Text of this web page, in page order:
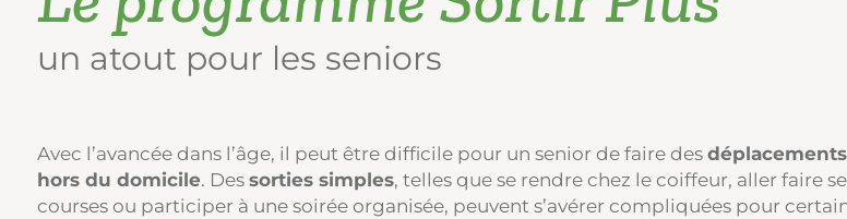
un atout pour les seniors
Avec l’avancée dans l’âge, il peut être difficile pour un senior de faire des déplacements
hors du domicile. Des sorties simples, telles que se rendre chez le coiffeur, aller faire
courses ou participer à une soirée organisée, peuvent s’avérer compliquées pour